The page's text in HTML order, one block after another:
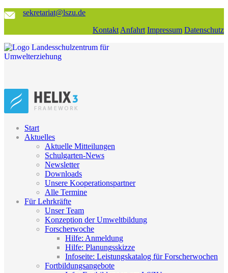
sekretariat@lszu.de
Kontakt Anfahrt Impressum Datenschutz
Start
Aktuelles
Aktuelle Mitteilungen
Schulgarten-News
Newsletter
Downloads
Unsere Kooperationspartner
Alle Termine
Für Lehrkräfte
Unser Team
Konzeption der Umweltbildung
Forscherwoche
Hilfe: Anmeldung
Hilfe: Planungsskizze
Infoseite: Leistungskatalog für Forscherwochen
Fortbildungsangebote